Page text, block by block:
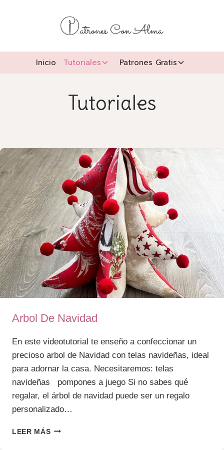
Inicio Tutoriales
Alternar
Hijo
Patrones Gratis
Tutoriales
Arbol De Navidad
En este videotutorial te enseño a confeccionar un
precioso arbol de Navidad con telas navideñas, ideal
para adornar la casa. Necesitaremos: telas
navideñas pompones a juego Si no sabes qué
regalar, el árbol de navidad puede ser un regalo
personalizado…
LEER MÁS ARBOL